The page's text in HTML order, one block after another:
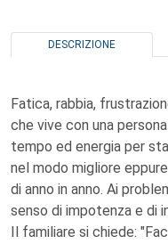
DESCRIZIONE
Fatica, rabbia,
che vive con una
tempo ed energia per
nel modo migliore
di anno in anno. Ai
senso di impotenza e di
Il familiare si chiede: